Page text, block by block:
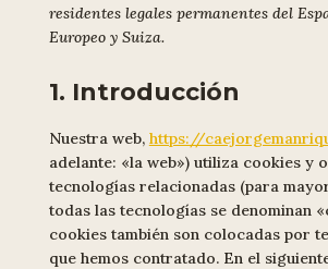
residentes legales permanentes del
Europeo y Suiza.
1. Introducción
Nuestra web, https://
adelante: «la web») utiliza cookies y
tecnologías relacionadas (para
todas las tecnologías se denominan
cookies también son colocadas por
que hemos contratado. En el